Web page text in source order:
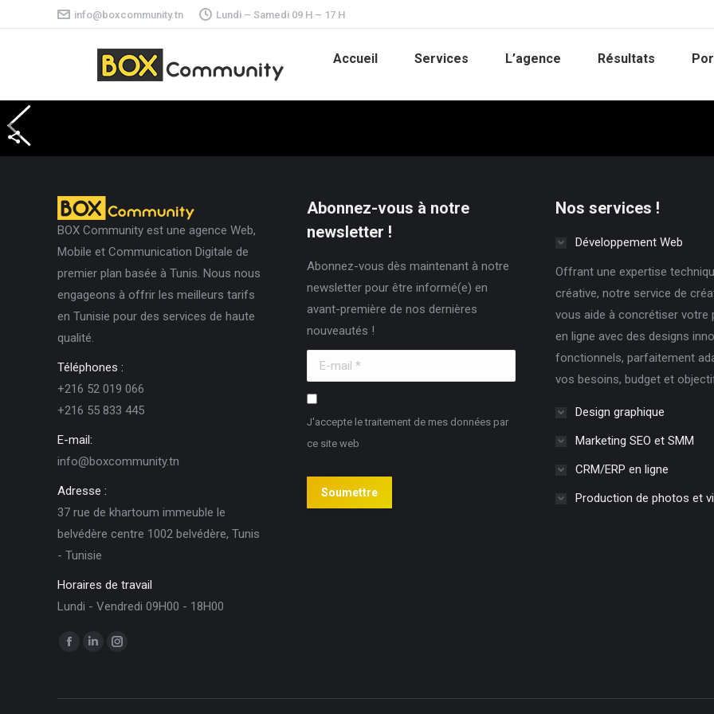
info@boxcommunity.tn Lundi – Samedi 09 H – 17 H
Accueil Services L’agence Résultats
BOX Community est une agence Web,
Mobile et Communication Digitale de
premier plan basée à Tunis. Nous nous
engageons à offrir les meilleurs tarifs
en Tunisie pour des services de haute
qualité.
Téléphones :
+216 52 019 066
+216 55 833 445
E-mail:
info@boxcommunity.tn
Adresse :
37 rue de khartoum immeuble le
belvédère centre 1002 belvédère, Tunis
- Tunisie
Horaires de travail
Lundi - Vendredi 09H00 - 18H00
Trouvez nous sur :
Facebook
LinkedInInstagram
Abonnez-vous à notre
newsletter !
Abonnez-vous dès maintenant à notre
newsletter pour être informé(e) en
avant-première de nos dernières
nouveautés !
E-mail *
J'accepte le traitement de mes données par
ce site web
Soumettre
Nos services !
Développement Web
Offrant une expertise
créative, notre service de
vous aide à concrétiser votre
en ligne avec des designs
fonctionnels, parfaitement
vos besoins, budget et
Design graphique
Marketing SEO et SMM
CRM/ERP en ligne
Production de photos et